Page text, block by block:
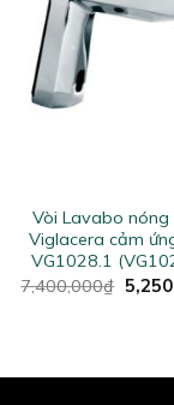
Vòi Lavabo nóng
Viglacera cảm
VG1028.1
7,400,000₫
price